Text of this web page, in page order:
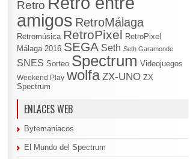
Retro
amigos RetroMálaga
Retromúsica RetroPixel RetroPixel
Málaga 2016 SEGA Seth Seth Garamonde
SNES Sorteo Spectrum Videojuegos
Weekend Play wolfa ZX-UNO ZX
Spectrum
ENLACES WEB
Bytemaniacos
El Mundo del Spectrum